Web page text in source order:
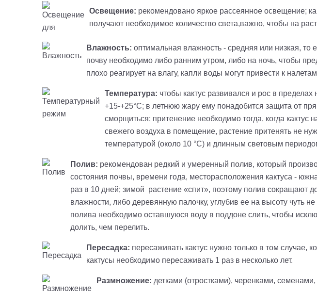
Освещение: рекомендовано яркое рассеянное освещение;
получают необходимое количество света,важно, чтобы на
Влажность: оптимальная влажность - средняя или низкая,
почву необходимо либо ранним утром, либо на ночь, чтобы
плохо реагирует на влагу, капли воды могут привести к
Температура: чтобы кактус развивался и рос в
+15-+25°С; в летнюю жару ему понадобится защита от
сморщиться; притенение необходимо тогда, когда
свежего воздуха в помещение, растение притенять не
температурой (около 10 °С) и длинным световым
Полив: рекомендован редкий и умеренный полив, который
состояния почвы, времени года, месторасположения кактуса -
раз в 10 дней; зимой растение «спит», поэтому полив сокращают
влажности, либо деревянную палочку, углубив ее на высоту чуть
полива необходимо оставшуюся воду в поддоне слить, чтобы
долить, чем перелить.
Пересадка: пересаживать кактус нужно только в том случае,
кактусы необходимо пересаживать 1 раз в несколько лет.
Размножение: детками (отростками), черенками,